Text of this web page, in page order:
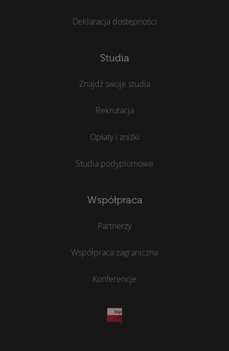
Deklaracja dostępności
Studia
Znajdź swoje studia
Rekrutacja
Opłaty i zniżki
Studia podyplomowe
Współpraca
Partnerzy
Współpraca zagraniczna
Konferencje